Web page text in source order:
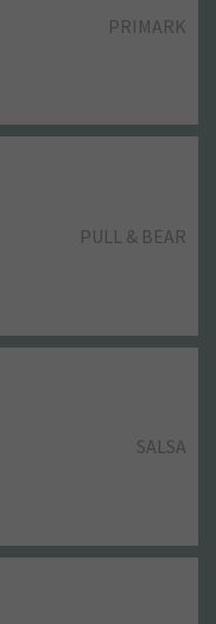
PRIMARK
PULL & BEAR
SALSA